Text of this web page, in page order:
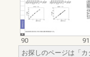
90
91
お探しのページは「